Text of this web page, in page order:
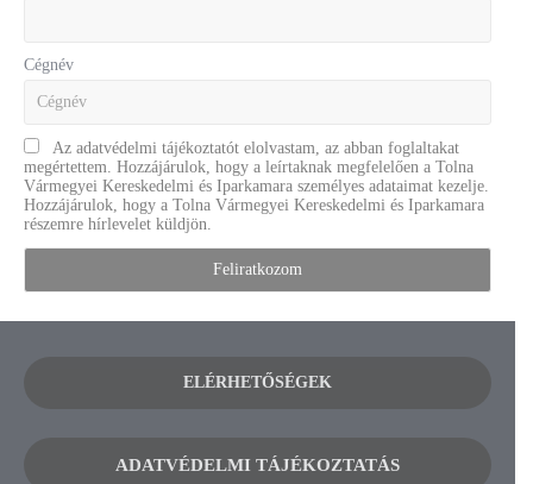
Cégnév
Az adatvédelmi tájékoztatót elolvastam, az abban foglaltakat
megértettem. Hozzájárulok, hogy a leírtaknak megfelelően a Tolna
Vármegyei Kereskedelmi és Iparkamara személyes adataimat kezelje.
Hozzájárulok, hogy a Tolna Vármegyei Kereskedelmi és Iparkamara
részemre hírlevelet küldjön.
ELÉRHETŐSÉGEK
ADATVÉDELMI TÁJÉKOZTATÁS